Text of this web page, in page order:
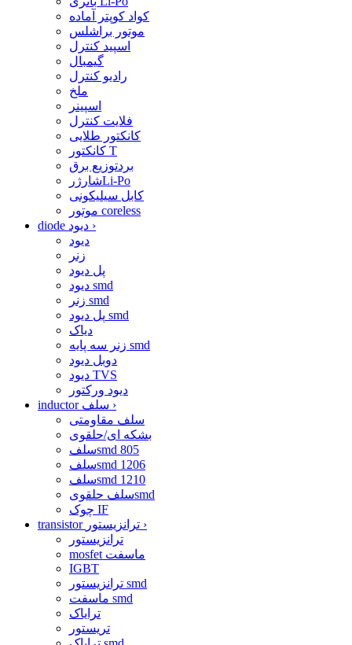
کواد کوپتر آماده
موتور براشلس
اسپید کنترل
گیمبال
رادیو کنترل
ملخ
اسپینر
فلایت کنترل
کانکتور طلایی
کانکتور T
بردتوزیع برق
شارژرLi-Po
کابل سیلیکونی
موتور coreless
›
دیود
زنر
پل دیود
دیود smd
زنر smd
پل دیود smd
دیاک
زنر سه پایه smd
دوبل دیود
دیود TVS
دیود ورکتور
›
سلف مقاومتی
بشکه ای/حلقوی
سلفsmd 805
سلفsmd 1206
سلفsmd 1210
سلف حلقویsmd
چوک IF
›
ترانزیستور
mosfet ماسفت
IGBT
ترانزیستور smd
ماسفت smd
ترایاک
تریستور